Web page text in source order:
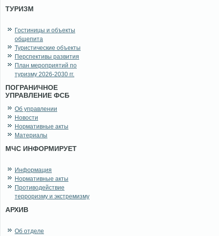
ТУРИЗМ
Гостиницы и объекты
общепита
Туристические объекты
Перспективы развития
План мероприятий по
туризму 2026-2030 гг.
ПОГРАНИЧНОЕ
УПРАВЛЕНИЕ ФСБ
Об управлении
Новости
Нормативные акты
Материалы
МЧС ИНФОРМИРУЕТ
Информация
Нормативные акты
Противодействие
терроризму и экстремизму
АРХИВ
Об отделе